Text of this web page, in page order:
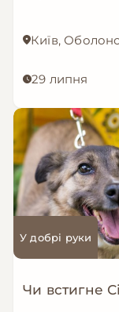
Київ,
29 липня
У добрі руки